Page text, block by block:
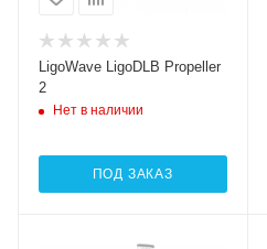
LigoWave LigoDLB Propeller
2
Нет в наличии
ПОД ЗАКАЗ